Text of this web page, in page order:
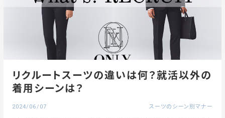
リクルートスーツの違いは何？就活以外の
着用シーンは？
2024/06/07 スーツのシーン別マナー